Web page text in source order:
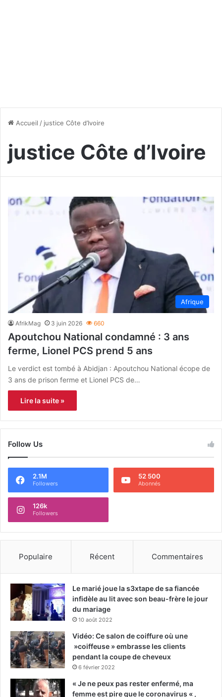
Accueil / justice Côte d’Ivoire
justice Côte d’Ivoire
Afrique
AfrikMag 3 juin 2026 660
Apoutchou National condamné : 3 ans
ferme, Lionel PCS prend 5 ans
Le verdict est tombé à Abidjan : Apoutchou National écope de
3 ans de prison ferme et Lionel PCS de…
Lire la suite »
Follow Us
2.1M
Followers
52 500
Abonnés
126k
Followers
Populaire Récent Commentaires
Le marié joue la s3xtape de sa fiancée
infidèle au lit avec son beau-frère le jour
du mariage
10 août 2022
Vidéo: Ce salon de coiffure où une
»coiffeuse » embrasse les clients
pendant la coupe de cheveux
6 février 2022
« Je ne peux pas rester enfermé, ma
femme est pire que le coronavirus « ,